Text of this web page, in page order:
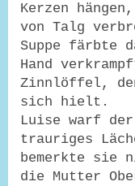
Kerzen
von Talg
Suppe färbte
Hand
Zinnlöffel,
sich hielt.
Luise warf
trauriges
bemerkte sie
die Mutter